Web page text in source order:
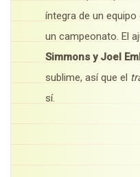
íntegra de un
un campeonato. El
Simmons y Joel
sublime, así que el
sí.